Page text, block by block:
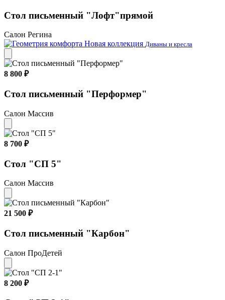
Стол письменный "Лофт"прямой
Салон Регина
Новая коллекция Диваны и кресла
8 800 ₽
Стол письменный "Перформер"
Салон Массив
8 700 ₽
Стол "СП 5"
Салон Массив
21 500 ₽
Стол письменный "Карбон"
Салон ПроДетей
8 200 ₽